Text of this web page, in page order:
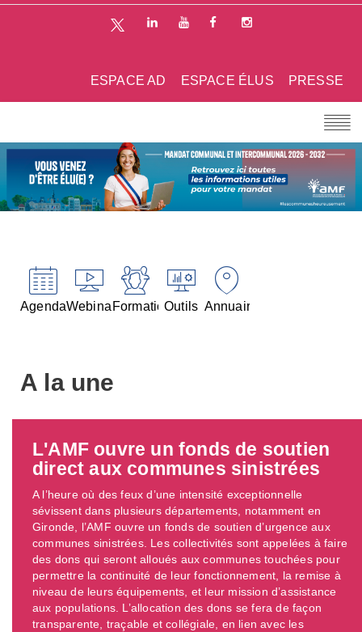
PRESSE
ESPACE ÉLUS
ESPACE AD
AgendaWebinairesFormationsOutils Annuaires
A la une
L'AMF ouvre un fonds de soutien
direct aux communes sinistrées
A l’heure où des feux d’une intensité exceptionnelle
sévissent dans plusieurs départements, notamment en
Gironde, l’AMF ouvre un fonds de soutien d’urgence aux
communes sinistrées. Les collectivités sont appelées à faire
des dons qui seront alloués aux communes touchées pour
permettre la continuité de leur fonctionnement, la remise à
niveau de leurs équipements, et leur mission d’assistance
aux populations. L’allocation des dons se fera de façon
transparente, traçable et collégiale, en lien avec les